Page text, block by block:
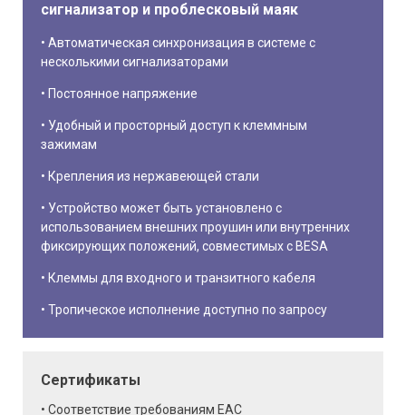
сигнализатор и проблесковый маяк
Автоматическая синхронизация в системе с
несколькими сигнализаторами
Постоянное напряжение
Удобный и просторный доступ к клеммным
зажимам
Крепления из нержавеющей стали
Устройство может быть установлено с
использованием внешних проушин или внутренних
фиксирующих положений, совместимых с BESA
Клеммы для входного и транзитного кабеля
Тропическое исполнение доступно по запросу
Сертификаты
Cоответствие требованиям EAC